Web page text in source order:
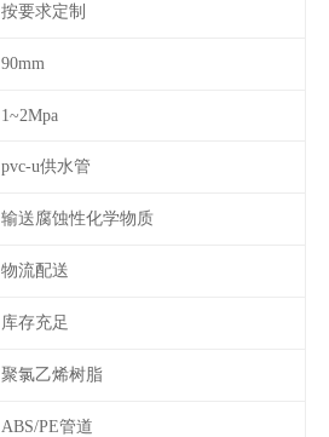
按要求定制
90mm
1~2Mpa
pvc-u供水管
输送腐蚀性化学物质
物流配送
库存充足
聚氯乙烯树脂
ABS/PE管道